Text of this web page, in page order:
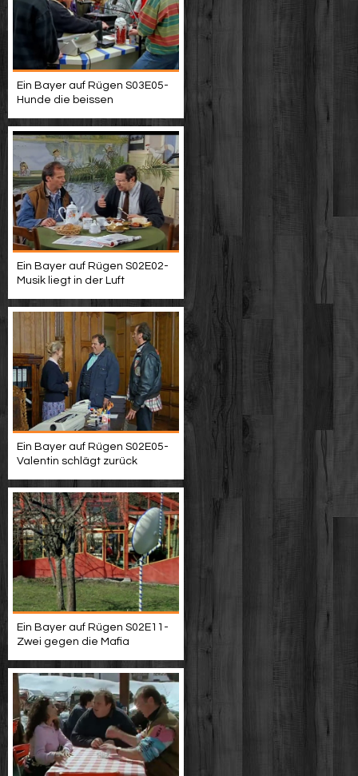
Ein Bayer auf Rügen S03E05-
Hunde die beissen
Ein Bayer auf Rügen S02E02-
Musik liegt in der Luft
Ein Bayer auf Rügen S02E05-
Valentin schlägt zurück
Ein Bayer auf Rügen S02E11-
Zwei gegen die Mafia